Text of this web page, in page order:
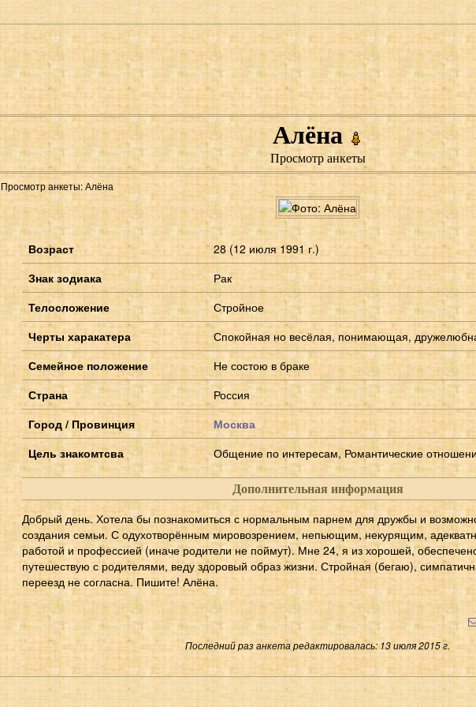
Алёна
Просмотр анкеты
Просмотр анкеты: Алёна
Возраст
28 (12 июля 1991 г.)
Знак зодиака
Рак
Телосложение
Стройное
Черты харакатера
Спокойная но весёлая, понимающая,
Семейное положение
Не состою в браке
Страна
Россия
Город / Провинция
Москва
Цель знакомтсва
Общение по интересам, Романтические
Дополнительная информация
Добрый день. Хотела бы познакомиться с нормальным парнем для дружбы и
создания семьи. С одухотворённым мировозрением, непьющим, некурящим,
работой и профессией (иначе родители не поймут). Мне 24, я из хорошей,
путешествую с родителями, веду здоровый образ жизни. Стройная (бегаю),
переезд не согласна. Пишите! Алёна.
Последний раз анкета редактировалась: 13 июля 2015 г.